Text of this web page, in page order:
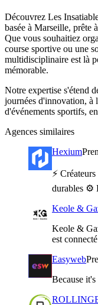
Découvrez Les
basée à Marseille, prête
Que vous souhaitiez
course sportive ou une
multidisciplinaire est là
mémorable.
Notre expertise s'étend
journées d'innovation, à
d'événements sportifs,
Agences similaires
Hexium
⚡️
durables ⚙️
Keole &
Keole &
est connecté
Easyweb
Because